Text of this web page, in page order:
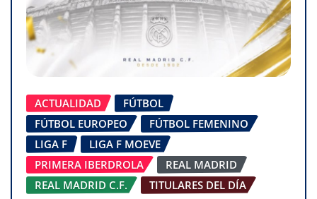
ACTUALIDAD
FÚTBOL
FÚTBOL EUROPEO
FÚTBOL FEMENINO
LIGA F
LIGA F MOEVE
PRIMERA IBERDROLA
REAL MADRID
REAL MADRID C.F.
TITULARES DEL DÍA